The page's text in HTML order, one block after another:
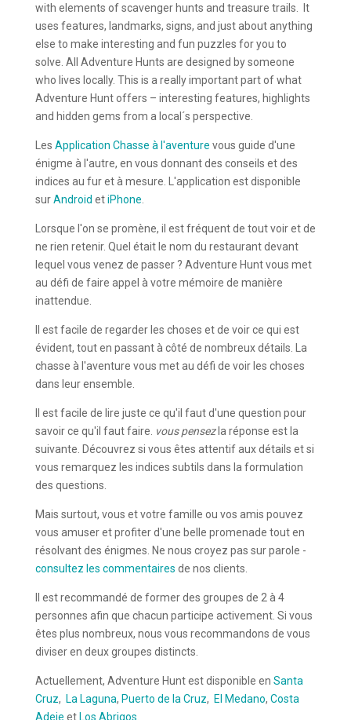
with elements of scavenger hunts and treasure trails. It
uses features, landmarks, signs, and just about anything
else to make interesting and fun puzzles for you to
solve. All Adventure Hunts are designed by someone
who lives locally. This is a really important part of what
Adventure Hunt offers – interesting features, highlights
and hidden gems from a local´s perspective.
Les Application Chasse à l'aventure vous guide d'une
énigme à l'autre, en vous donnant des conseils et des
indices au fur et à mesure. L'application est disponible
surAndroid etiPhone
Lorsque l'on se promène, il est fréquent de tout voir et de
ne rien retenir. Quel était le nom du restaurant devant
lequel vous venez de passer ? Adventure Hunt vous met
au défi de faire appel à votre mémoire de manière
inattendue.
Il est facile de regarder les choses et de voir ce qui est
évident, tout en passant à côté de nombreux détails. La
chasse à l'aventure vous met au défi de voir les choses
dans leur ensemble.
Il est facile de lire juste ce qu'il faut d'une question pour
savoir ce qu'il faut faire. vous pensezla réponse est la
suivante. Découvrez si vous êtes attentif aux détails et si
vous remarquez les indices subtils dans la formulation
des questions.
Mais surtout, vous et votre famille ou vos amis pouvez
vous amuser et profiter d'une belle promenade tout en
résolvant des énigmes. Ne nous croyez pas sur parole -
consultez les commentaires de nos clients.
Il est recommandé de former des groupes de 2 à 4
personnes afin que chacun participe activement. Si vous
êtes plus nombreux, nous vous recommandons de vous
diviser en deux groupes distincts.
Actuellement, Adventure Hunt est disponible en Santa
Cruz, La Laguna, Puerto de la Cruz, El Medano, Costa
Adeje et Los Abrigos